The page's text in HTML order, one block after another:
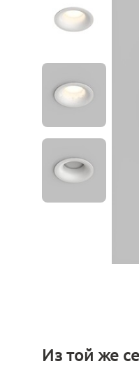
Из той же